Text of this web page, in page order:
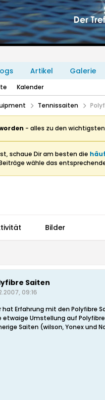
Artikel Galerie
Kalender
Tennissaiten
- alles zu den
schaue Dir am besten die
wähle das
Bilder
Saiten
09:16
hat Erfahrung mit den Polyfibre
etwaige Umstellung auf
Saiten (wilson, Yonex und